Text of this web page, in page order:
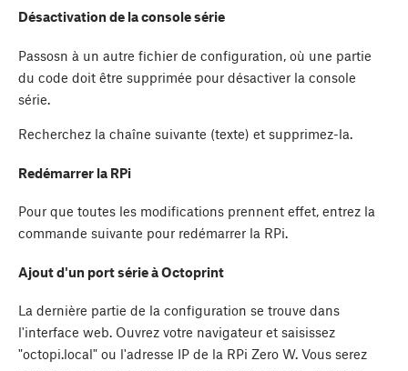
Désactivation de la console série
Passosn à un autre fichier de configuration, où une partie
du code doit être supprimée pour désactiver la console
série.
Recherchez la chaîne suivante (texte) et supprimez-la.
Redémarrer la RPi
Pour que toutes les modifications prennent effet, entrez la
commande suivante pour redémarrer la RPi.
Ajout d'un port série à Octoprint
La dernière partie de la configuration se trouve dans
l'interface web. Ouvrez votre navigateur et saisissez
"octopi.local" ou l'adresse IP de la RPi Zero W. Vous serez